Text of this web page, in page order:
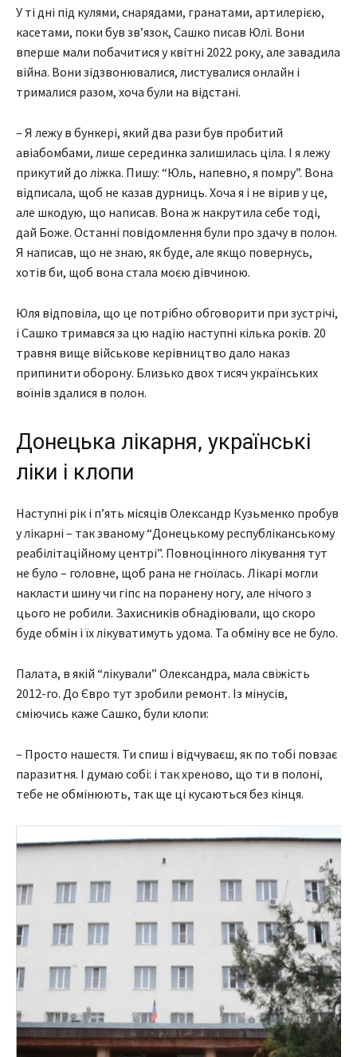
У ті дні під кулями, снарядами, гранатами, артилерією,
касетами, поки був зв’язок, Сашко писав Юлі. Вони
вперше мали побачитися у квітні 2022 року, але завадила
війна. Вони зідзвонювалися, листувалися онлайн і
трималися разом, хоча були на відстані.
– Я лежу в бункері, який два рази був пробитий
авіабомбами, лише серединка залишилась ціла. І я лежу
прикутий до ліжка. Пишу: “Юль, напевно, я помру”. Вона
відписала, щоб не казав дурниць. Хоча я і не вірив у це,
але шкодую, що написав. Вона ж накрутила себе тоді,
дай Боже. Останні повідомлення були про здачу в полон.
Я написав, що не знаю, як буде, але якщо повернусь,
хотів би, щоб вона стала моєю дівчиною.
Юля відповіла, що це потрібно обговорити при зустрічі,
і Сашко тримався за цю надію наступні кілька років. 20
травня вище військове керівництво дало наказ
припинити оборону. Близько двох тисяч українських
воїнів здалися в полон.
Донецька лікарня, українські
ліки і клопи
Наступні рік і п’ять місяців Олександр Кузьменко пробув
у лікарні – так званому “Донецькому республіканському
реабілітаційному центрі”. Повноцінного лікування тут
не було – головне, щоб рана не гноїлась. Лікарі могли
накласти шину чи гіпс на поранену ногу, але нічого з
цього не робили. Захисників обнадіювали, що скоро
буде обмін і їх лікуватимуть удома. Та обміну все не було.
Палата, в якій “лікували” Олександра, мала свіжість
2012-го. До Євро тут зробили ремонт. Із мінусів,
сміючись каже Сашко, були клопи:
– Просто нашестя. Ти спиш і відчуваєш, як по тобі повзає
паразитня. І думаю собі: і так хреново, що ти в полоні,
тебе не обмінюють, так ще ці кусаються без кінця.